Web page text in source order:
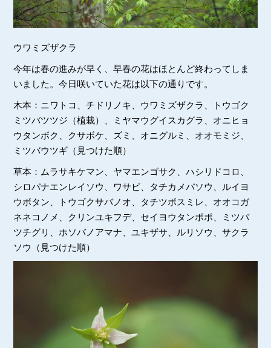
ウワミズザクラ
今年は春の進みが早く、早春の花はほとんど終わってしま
いました。今日咲いていた花は以下の通りです。
木本：ニワトコ、チドリノキ、ウワミズザクラ、トウゴク
ミツバツツジ（植栽）、ミヤマウグイスカグラ、オニヒョ
ウタンボク、クサボケ、ズミ、オニグルミ、オオモミジ、
ミツバウツギ（見つけた順）
草本：ムラサキケマン、ヤマエンゴサク、ハシリドコロ、
シロバナエンレイソウ、ワサビ、タチカメバソウ、ルイヨ
ウボタン、トウゴクサバノオ、タチツボスミレ、オオコガ
ネネコノメ、クリンユキフデ、セイヨウタンポポ、ミツバ
ツチグリ、ホソバノアマナ、ユキザサ、ルリソウ、サクラ
ソウ（見つけた順）